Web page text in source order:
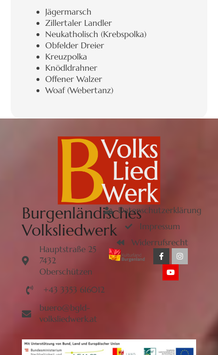
Jägermarsch
Zillertaler Landler
Neukatholisch (Krebspolka)
Obfelder Dreier
Kreuzpolka
Knödldrahner
Offener Walzer
Woaf (Webertanz)
Burgenländisches
Volksliedwerk
Hauptstraße 25
7432
Oberschützen
+43 3353 616012
buero@bgld-
volksliedwerk.at
Datenschutzerklärung
Impressum
Widerrufsrecht